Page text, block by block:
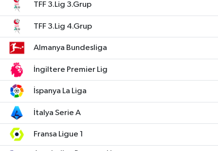
TFF 3.Lig 3.Grup
TFF 3.Lig 4.Grup
Almanya Bundesliga
İngiltere Premier Lig
İspanya La Liga
İtalya Serie A
Fransa Ligue 1